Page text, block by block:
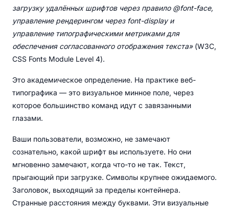
загрузку удалённых шрифтов через правило @font-face,
управление рендерингом через font-display и
управление типографическими метриками для
обеспечения согласованного отображения текста»(W3C,
CSS Fonts Module Level 4).
Это академическое определение. На практике веб-
типографика — это визуальное минное поле, через
которое большинство команд идут с завязанными
глазами.
Ваши пользователи, возможно, не замечают
сознательно, какой шрифт вы используете. Но они
мгновенно замечают, когда что-то не так. Текст,
прыгающий при загрузке. Символы крупнее ожидаемого.
Заголовок, выходящий за пределы контейнера.
Странные расстояния между буквами. Эти визуальные